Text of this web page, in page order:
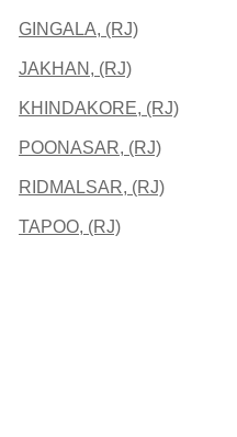
GINGALA, (RJ)
JAKHAN, (RJ)
KHINDAKORE, (RJ)
POONASAR, (RJ)
RIDMALSAR, (RJ)
TAPOO, (RJ)